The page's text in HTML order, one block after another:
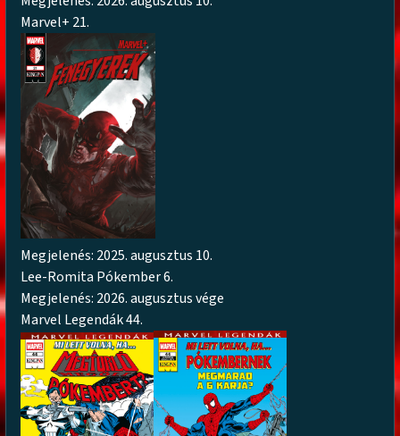
Marvel+ 21.
Megjelenés: 2025. augusztus 10.
Lee-Romita Pókember 6.
Megjelenés: 2026. augusztus vége
Marvel Legendák 44.